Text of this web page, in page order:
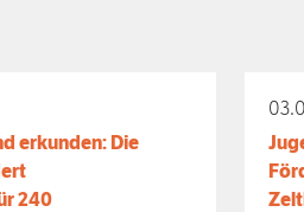
erkunden: Die
240